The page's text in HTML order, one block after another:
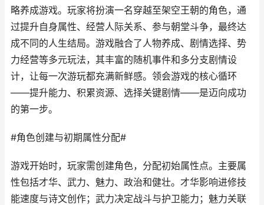
略养成游戏。玩家将扮演一名穿越至架空王朝的角色，通
过提升自身属性、经营人际关系、参与朝堂斗争，最终达
成不同的人生结局。游戏融合了人物养成、剧情选择、势
力经营等多元玩法，其丰富的随机事件和多分支剧情设
计，让每一次游玩都充满新鲜感。领会游戏的核心循环
——提升能力、积累资源、选择关键剧情——是迈向成功
的第一步。
#角色创建与初期属性分配#
游戏开始时，玩家需创建角色，分配初始属性点。主要属
性包括才华、武力、魅力、政治和健壮。才华影响进修技
能速度与诗文创作；武力决定战斗与护卫能力；魅力关联